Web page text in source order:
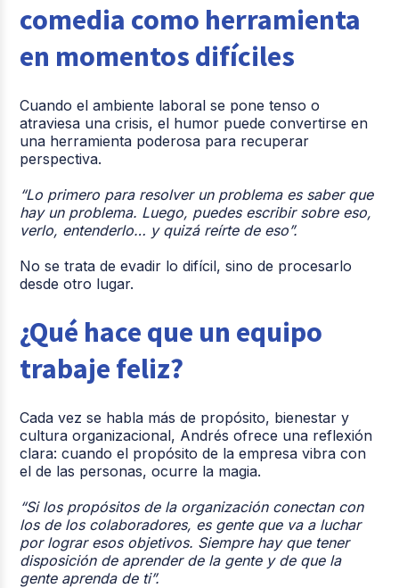
comedia como herramienta
en momentos difíciles
Cuando el ambiente laboral se pone tenso o
atraviesa una crisis, el humor puede convertirse en
una herramienta poderosa para recuperar
perspectiva.
“Lo primero para resolver un problema es saber que
hay un problema. Luego, puedes escribir sobre eso,
verlo, entenderlo… y quizá reírte de eso”.
No se trata de evadir lo difícil, sino de procesarlo
desde otro lugar.
¿Qué hace que un equipo
trabaje feliz?
Cada vez se habla más de propósito, bienestar y
cultura organizacional, Andrés ofrece una reflexión
clara: cuando el propósito de la empresa vibra con
el de las personas, ocurre la magia.
“Si los propósitos de la organización conectan con
los de los colaboradores, es gente que va a luchar
por lograr esos objetivos. Siempre hay que tener
disposición de aprender de la gente y de que la
gente aprenda de ti”.